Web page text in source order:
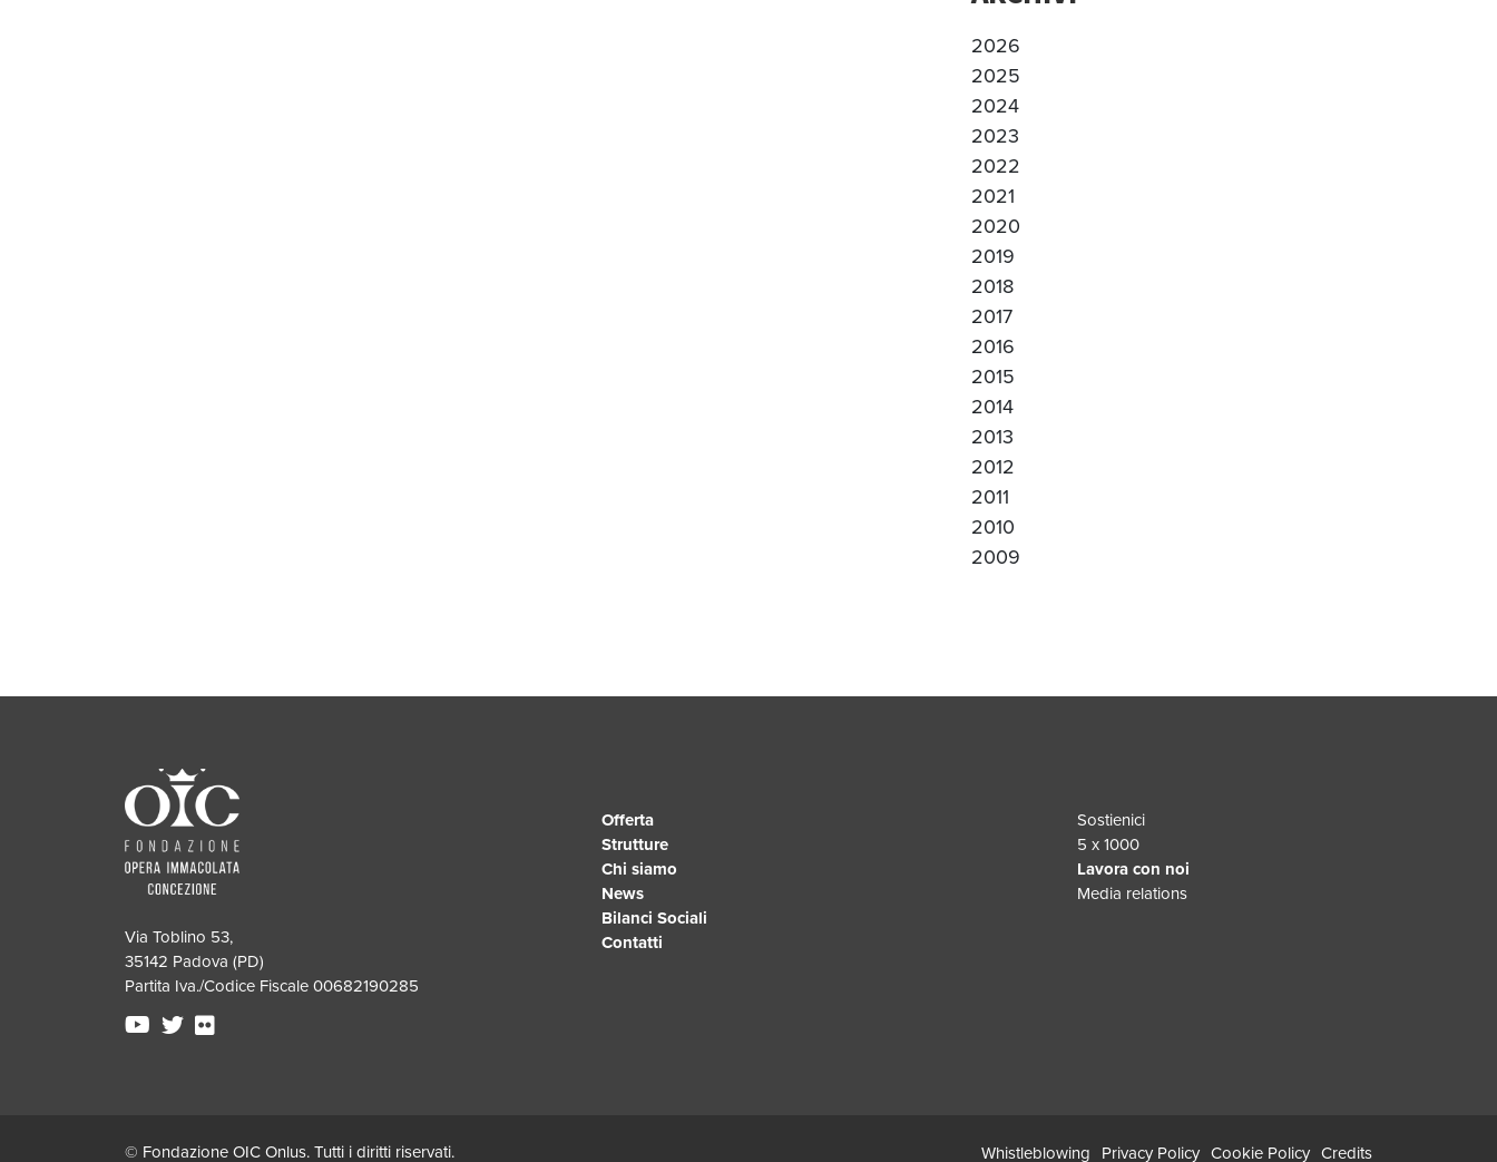
2026
2025
2024
2023
2022
2021
2020
2019
2018
2017
2016
2015
2014
2013
2012
2011
2010
2009
Via Toblino 53,
35142 Padova (PD)
Partita Iva./Codice Fiscale 00682190285
Offerta
Strutture
Chi siamo
News
Bilanci Sociali
Contatti
Sostienici
5 x 1000
Lavora con noi
Media relations
© Fondazione OIC Onlus. Tutti i diritti riservati. Whistleblowing Privacy Policy Cookie Policy Credits